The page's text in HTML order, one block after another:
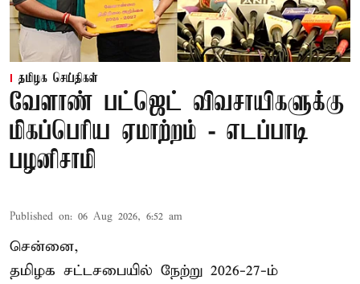
தமிழக செய்திகள்
வேளாண் பட்ஜெட் விவசாயிகளுக்கு
மிகப்பெரிய ஏமாற்றம் - எடப்பாடி
பழனிசாமி
Published on: 06 Aug 2026, 6:52 am
சென்னை,
தமிழக சட்டசபையில் நேற்று 2026-27-ம்